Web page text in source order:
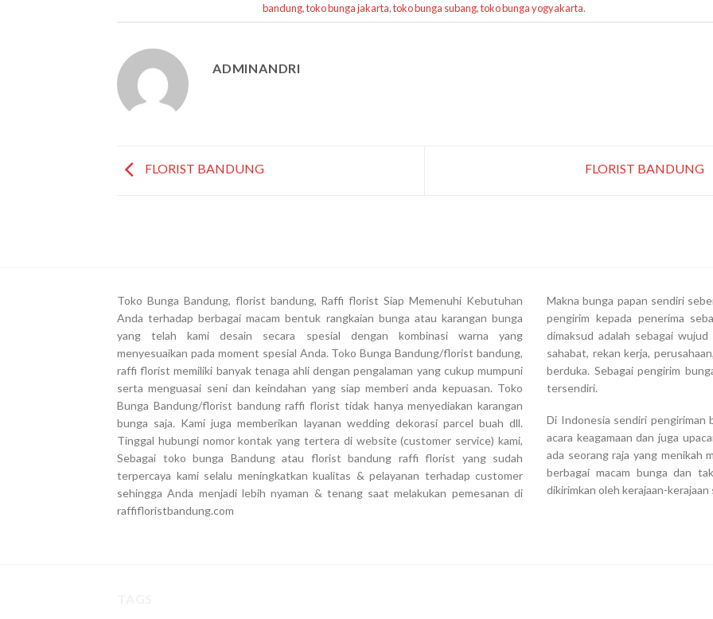
bandung,toko bunga jakarta,toko bunga subang,toko bunga yogyakarta.
ADMINANDRI
FLORIST BANDUNG FLORIST BANDUNG
Toko Bunga Bandung, florist bandung, Raffi florist Siap Memenuhi Kebutuhan
Anda terhadap berbagai macam bentuk rangkaian bunga atau karangan bunga
yang telah kami desain secara spesial dengan kombinasi warna yang
menyesuaikan pada moment spesial Anda. Toko Bunga Bandung/florist bandung,
raffi florist memiliki banyak tenaga ahli dengan pengalaman yang cukup mumpuni
serta menguasai seni dan keindahan yang siap memberi anda kepuasan. Toko
Bunga Bandung/florist bandung raffi florist tidak hanya menyediakan karangan
bunga saja. Kami juga memberikan layanan wedding dekorasi parcel buah dll.
Tinggal hubungi nomor kontak yang tertera di website (customer service) kami,
Sebagai toko bunga Bandung atau florist bandung raffi florist yang sudah
terpercaya kami selalu meningkatkan kualitas & pelayanan terhadap customer
sehingga Anda menjadi lebih nyaman & tenang saat melakukan pemesanan di
raffifloristbandung.com
Makna bunga papan sendiri
pengirim kepada penerima
dimaksud adalah sebagai
sahabat, rekan kerja,
berduka. Sebagai pengirim
tersendiri.
Di Indonesia sendiri pengiriman
acara keagamaan dan juga
ada seorang raja yang menikah
berbagai macam bunga dan
dikirimkan oleh kerajaan-